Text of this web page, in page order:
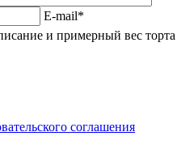
E-mail*
и примерный вес торта
соглашения